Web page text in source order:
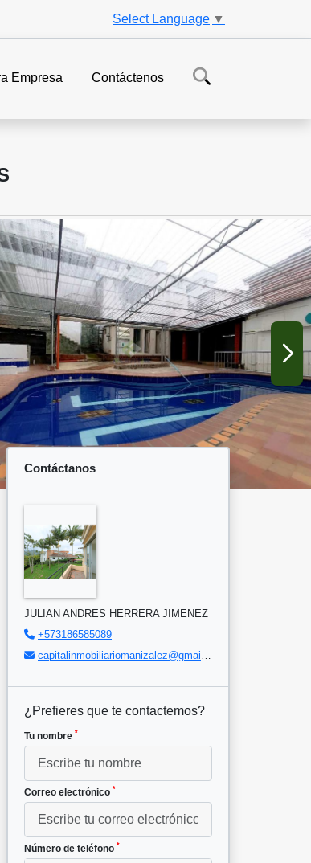
Select Language ▼
Empresa Contáctenos
Contáctanos
JULIAN ANDRES HERRERA JIMENEZ
+573186585089
capitalinmobiliariomanizalez@gmail.com
¿Prefieres que te contactemos?
Tu nombre *
Correo electrónico *
Número de teléfono *